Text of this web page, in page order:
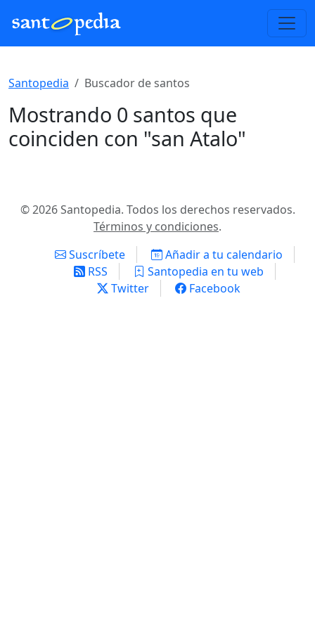
Santopedia Buscador de santos
Mostrando 0 santos que
coinciden con "san Atalo"
© 2026 Santopedia. Todos los derechos reservados.
Términos y condiciones.
Suscríbete
Añadir a tu calendario
RSS
Santopedia en tu web
Twitter
Facebook